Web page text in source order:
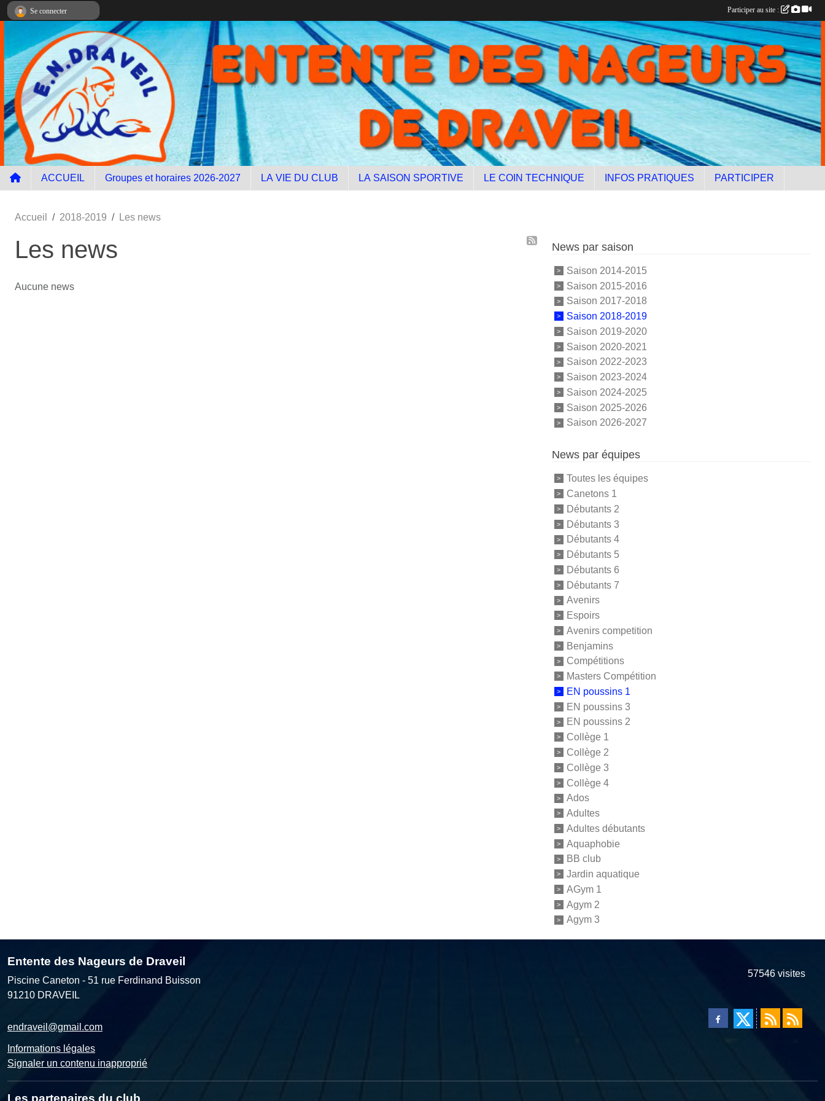
ACCUEIL Groupes et horaires 2026-2027 LA VIE DU CLUB LA SAISON SPORTIVE LE COIN TECHNIQUE INFOS PRATIQUES PARTICIPER
Accueil 2018-2019 Les news
Les news
Aucune news
News par saison
Saison 2014-2015
Saison 2015-2016
Saison 2017-2018
Saison 2018-2019
Saison 2019-2020
Saison 2020-2021
Saison 2022-2023
Saison 2023-2024
Saison 2024-2025
Saison 2025-2026
Saison 2026-2027
News par équipes
Toutes les équipes
Canetons 1
Débutants 2
Débutants 3
Débutants 4
Débutants 5
Débutants 6
Débutants 7
Avenirs
Espoirs
Avenirs competition
Benjamins
Compétitions
Masters Compétition
EN poussins 1
EN poussins 3
EN poussins 2
Collège 1
Collège 2
Collège 3
Collège 4
Ados
Adultes
Adultes débutants
Aquaphobie
BB club
Jardin aquatique
AGym 1
Agym 2
Agym 3
Entente des Nageurs de Draveil
Piscine Caneton - 51 rue Ferdinand Buisson
91210 DRAVEIL
endraveil@gmail.com
Informations légales
Signaler un contenu inapproprié
57546 visites
Les partenaires du club
Se connecter Participer au site :
Panneau de gestion des cookies